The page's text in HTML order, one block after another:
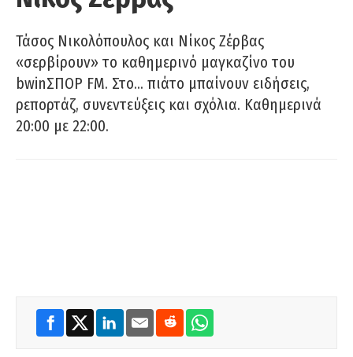
Τάσος Νικολόπουλος και Νίκος Ζέρβας
«σερβίρουν» το καθημερινό μαγκαζίνο του
bwinΣΠΟΡ FM. Στο… πιάτο μπαίνουν ειδήσεις,
ρεπορτάζ, συνεντεύξεις και σχόλια. Καθημερινά
20:00 με 22:00.